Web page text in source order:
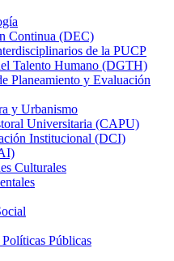
Continua (DEC)
de la PUCP
Talento Humano (DGTH)
Planeamiento y Evaluación
y Urbanismo
Universitaria (CAPU)
Institucional (DCI)
Culturales
Públicas